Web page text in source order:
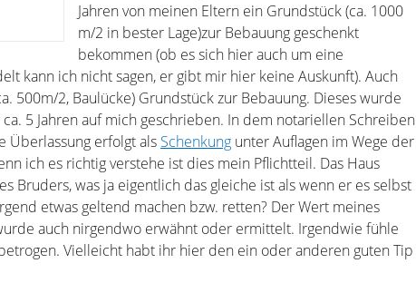
Jahren von meinen Eltern ein Grundstück (ca. 1000
m/2 in bester Lage)zur Bebauung geschenkt
bekommen (ob es sich hier auch um eine
kann ich nicht sagen, er gibt mir hier keine Auskunft). Auch
500m/2, Baulücke) Grundstück zur Bebauung. Dieses wurde
5 Jahren auf mich geschrieben. In dem notariellen Schreiben
Überlassung erfolgt als Schenkung unter Auflagen im Wege der
ich es richtig verstehe ist dies mein Pflichtteil. Das Haus
Bruders, was ja eigentlich das gleiche ist als wenn er es selbst
etwas geltend machen bzw. retten? Der Wert meines
auch nirgendwo erwähnt oder ermittelt. Irgendwie fühle
Vielleicht habt ihr hier den ein oder anderen guten Tip